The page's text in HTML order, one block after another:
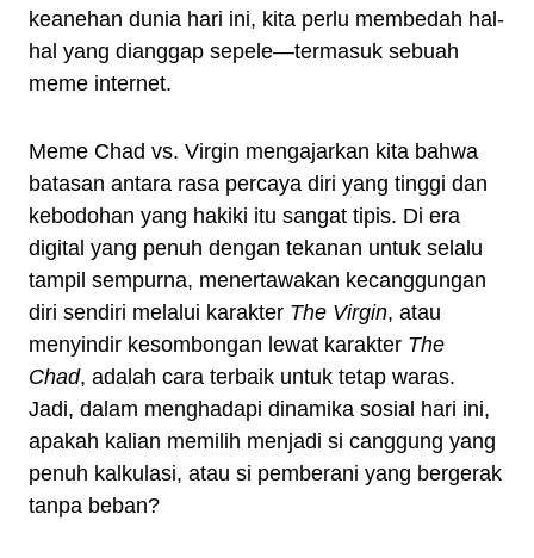
keanehan dunia hari ini, kita perlu membedah hal-
hal yang dianggap sepele—termasuk sebuah
meme internet.
Meme Chad vs. Virgin mengajarkan kita bahwa
batasan antara rasa percaya diri yang tinggi dan
kebodohan yang hakiki itu sangat tipis. Di era
digital yang penuh dengan tekanan untuk selalu
tampil sempurna, menertawakan kecanggungan
diri sendiri melalui karakter The Virgin, atau
menyindir kesombongan lewat karakter The
Chad, adalah cara terbaik untuk tetap waras.
Jadi, dalam menghadapi dinamika sosial hari ini,
apakah kalian memilih menjadi si canggung yang
penuh kalkulasi, atau si pemberani yang bergerak
tanpa beban?